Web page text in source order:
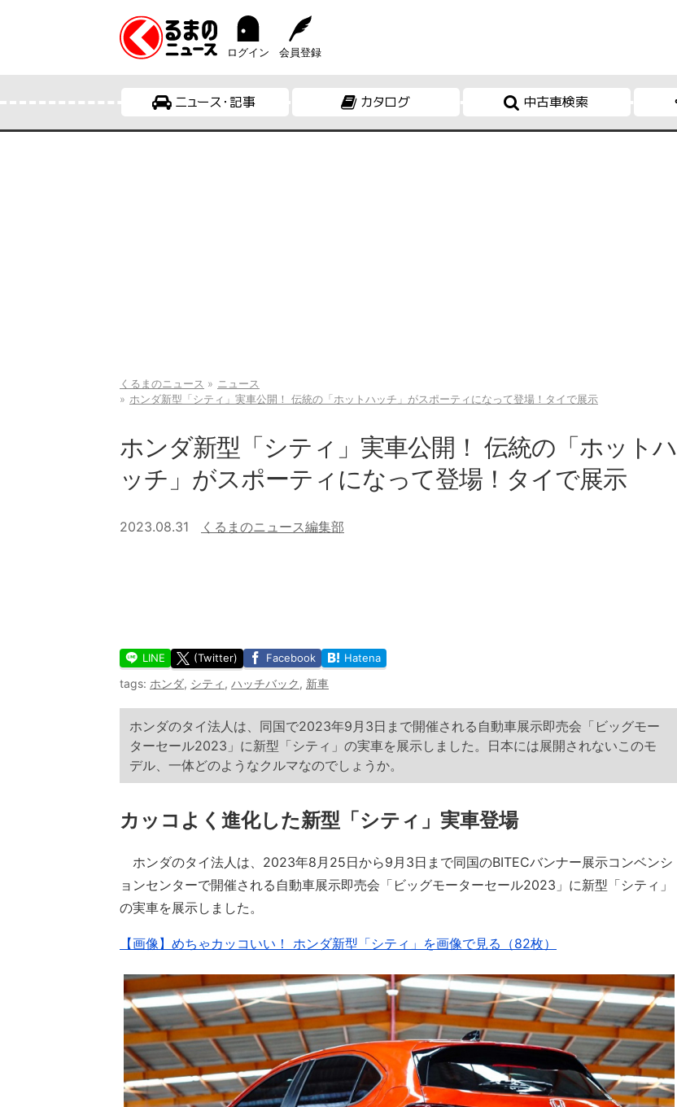
ログイン 会員登録
ニュース・記事 カタログ 中古車検索
くるまのニュース
ニュース
ホンダ新型「シティ」実車公開！ 伝統の「ホットハッチ」がスポーティになって登場！タイで展示
ホンダ新型「シティ」実車公開！ 伝統の「ホットハ
ッチ」がスポーティになって登場！タイで展示
2023.08.31 くるまのニュース編集部
LINE (Twitter) Facebook Hatena
tags: ホンダ, シティ , ハッチバック, 新車
ホンダのタイ法人は、同国で2023年9月3日まで開催される自動車展示即売会「ビッグモー
ターセール2023」に新型「シティ」の実車を展示しました。日本には展開されないこのモ
デル、一体どのようなクルマなのでしょうか。
カッコよく進化した新型「シティ」実車登場
ホンダのタイ法人は、2023年8月25日から9月3日まで同国のBITECバンナー展示コンベンシ
ョンセンターで開催される自動車展示即売会「ビッグモーターセール2023」に新型「シティ」
の実車を展示しました。
【画像】めちゃカッコいい！ ホンダ新型「シティ」を画像で見る（82枚）